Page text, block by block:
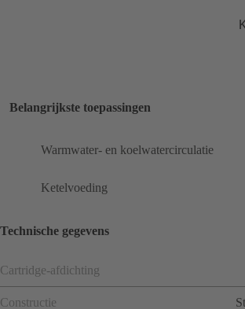
Belangrijkste toepassingen
Warmwater- en koelwatercirculatie
Ketelvoeding
Technische gegevens
Cartridge-afdichting
Constructie